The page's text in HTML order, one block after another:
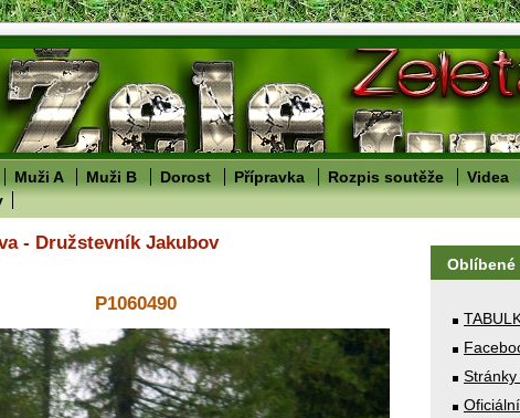
Muži A Muži B Dorost Přípravka Rozpis soutěže Videa
Oblíbené
Stránky
- Družstevník Jakubov
P1060490